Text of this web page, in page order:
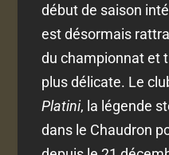
début de saison
est désormais
du championnat et
plus délicate. Le
Platini, la légende
dans le Chaudron